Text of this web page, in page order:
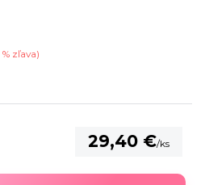
% zľava)
29,40 €/ks